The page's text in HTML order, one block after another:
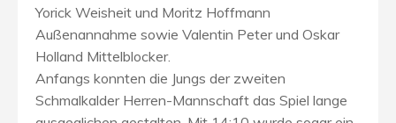
Yorick Weisheit und Moritz Hoffmann
Außenannahme sowie Valentin Peter und Oskar
Holland Mittelblocker.
Anfangs konnten die Jungs der zweiten
Schmalkalder Herren-Mannschaft das Spiel lange